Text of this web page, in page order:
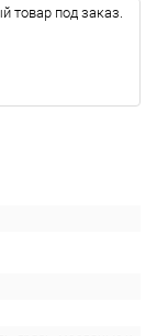
товар под заказ.